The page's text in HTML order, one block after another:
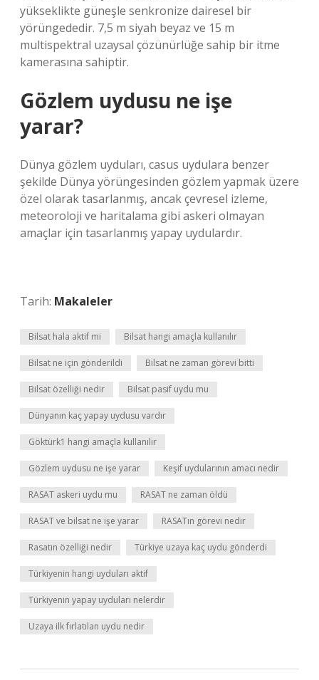
yükseklikte güneşle senkronize dairesel bir
yörüngededir. 7,5 m siyah beyaz ve 15 m
multispektral uzaysal çözünürlüğe sahip bir itme
kamerasına sahiptir.
Gözlem uydusu ne işe
yarar?
Dünya gözlem uyduları, casus uydulara benzer
şekilde Dünya yörüngesinden gözlem yapmak üzere
özel olarak tasarlanmış, ancak çevresel izleme,
meteoroloji ve haritalama gibi askeri olmayan
amaçlar için tasarlanmış yapay uydulardır.
Tarih: Makaleler
Bilsat hala aktif mi Bilsat hangi amaçla kullanılır
Bilsat ne için gönderildi Bilsat ne zaman görevi bitti
Bilsat özelliği nedir Bilsat pasif uydu mu
Dünyanın kaç yapay uydusu vardır
Göktürk1 hangi amaçla kullanılır
Gözlem uydusu ne işe yarar Keşif uydularının amacı nedir
RASAT askeri uydu mu RASAT ne zaman öldü
RASAT ve bilsat ne işe yarar RASATın görevi nedir
Rasatın özelliği nedir Türkiye uzaya kaç uydu gönderdi
Türkiyenin hangi uyduları aktif
Türkiyenin yapay uyduları nelerdir
Uzaya ilk fırlatılan uydu nedir